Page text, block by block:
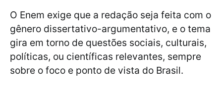
O Enem exige que a redação seja feita com o
gênero dissertativo-argumentativo, e o tema
gira em torno de questões sociais, culturais,
políticas, ou científicas relevantes, sempre
sobre o foco e ponto de vista do Brasil.